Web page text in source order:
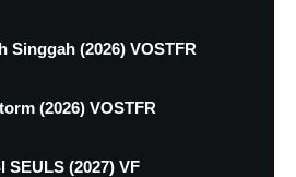
Singgah (2026) VOSTFR
(2026) VOSTFR
SEULS (2027) VF